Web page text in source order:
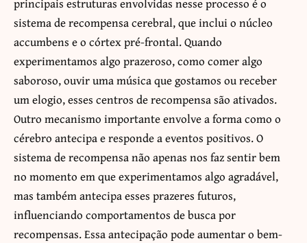
sistema de recompensa cerebral, que inclui o núcleo
accumbens e o córtex pré-frontal. Quando
experimentamos algo prazeroso, como comer algo
saboroso, ouvir uma música que gostamos ou receber
um elogio, esses centros de recompensa são ativados.
Outro mecanismo importante envolve a forma como o
cérebro antecipa e responde a eventos positivos. O
sistema de recompensa não apenas nos faz sentir bem
no momento em que experimentamos algo agradável,
mas também antecipa esses prazeres futuros,
influenciando comportamentos de busca por
recompensas. Essa antecipação pode aumentar o bem-